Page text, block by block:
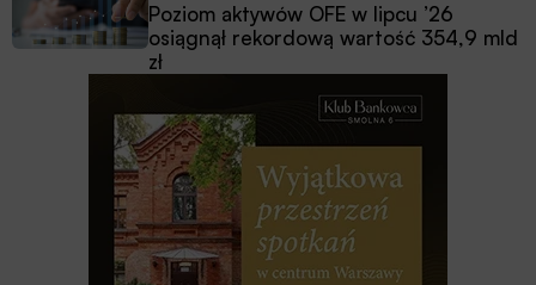
Poziom aktywów OFE w lipcu ’26
osiągnął rekordową wartość 354,9 mld
zł